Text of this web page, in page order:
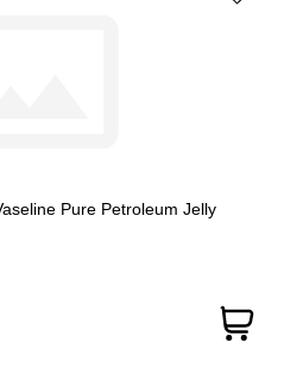
Pure Petroleum Jelly